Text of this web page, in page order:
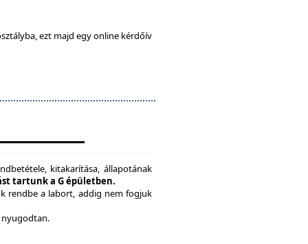
ezt majd egy online kérdőív
kitakarítása, állapotának
tartunk a G épületben.
rendbe a labort, addig nem fogjuk
nyugodtan.